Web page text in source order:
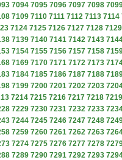
7094 7095 7096 7097 7098
7109 7110 7111 7112 7113 7114
7124 7125 7126 7127 7128 7129
7139 7140 7141 7142 7143
7154 7155 7156 7157 7158
7169 7170 7171 7172 7173
7184 7185 7186 7187 7188
7199 7200 7201 7202 7203
7214 7215 7216 7217 7218 7219
7229 7230 7231 7232 7233
7244 7245 7246 7247 7248
7259 7260 7261 7262 7263
7274 7275 7276 7277 7278
7289 7290 7291 7292 7293